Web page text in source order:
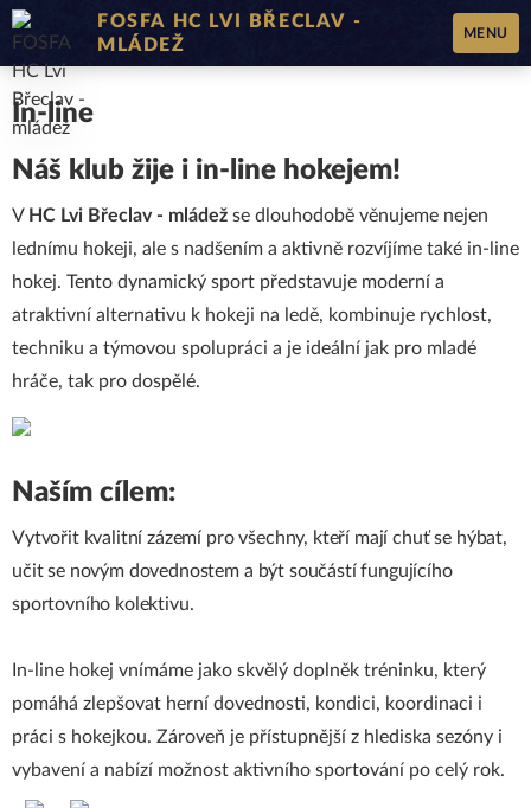
FOSFA HC LVI BŘECLAV -
MLÁDEŽ
MENU
In-line
Náš klub žije i in-line hokejem!
V HC Lvi Břeclav - mládež se dlouhodobě věnujeme nejen
lednímu hokeji, ale s nadšením a aktivně rozvíjíme také in-line
hokej. Tento dynamický sport představuje moderní a
atraktivní alternativu k hokeji na ledě, kombinuje rychlost,
techniku a týmovou spolupráci a je ideální jak pro mladé
hráče, tak pro dospělé.
Naším cílem:
Vytvořit kvalitní zázemí pro všechny, kteří mají chuť se hýbat,
učit se novým dovednostem a být součástí fungujícího
sportovního kolektivu.
In-line hokej vnímáme jako skvělý doplněk tréninku, který
pomáhá zlepšovat herní dovednosti, kondici, koordinaci i
práci s hokejkou. Zároveň je přístupnější z hlediska sezóny i
vybavení a nabízí možnost aktivního sportování po celý rok.